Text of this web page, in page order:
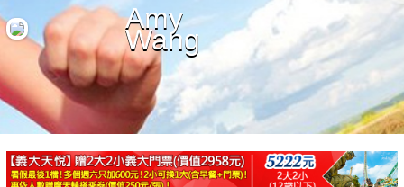
最新留言
商家合作
推薦景點
Amy
Wang